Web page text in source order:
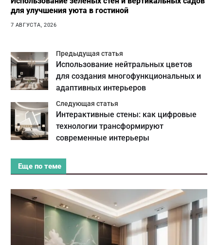
для улучшения уюта в гостиной
7 АВГУСТА, 2026
Предыдущая статья
Использование нейтральных цветов
для создания многофункциональных и
адаптивных интерьеров
Следующая статья
Интерактивные стены: как цифровые
технологии трансформируют
современные интерьеры
Еще по теме